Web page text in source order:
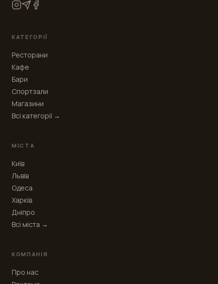
КАТЕГОРІЇ
Ресторани
Кафе
Бари
Спортзали
Магазини
Всі категорії →
МІСТА
Київ
Львів
Одеса
Харків
Дніпро
Всі міста →
КОМПАНІЯ
Про нас